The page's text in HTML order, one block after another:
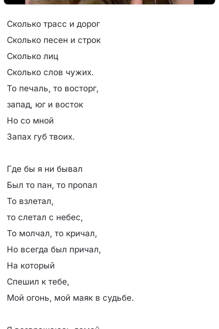
Сколько трасс и дорог
Сколько песен и строк
Сколько лиц
Сколько слов чужих.
То печаль, то восторг,
запад, юг и восток
Но со мной
Запах губ твоих.
Где бы я ни бывал
Был то пан, то пропал
То взлетал,
то слетал с небес,
То молчал, то кричал,
Но всегда был причал,
На который
Спешил к тебе,
Мой огонь, мой маяк в судьбе.